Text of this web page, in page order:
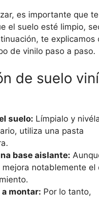
es importante que te
el suelo esté limpio,
te explicamos
de vinilo paso a paso.
de suelo
suelo: Límpialo y
utiliza una pasta
base aislante:
mejora notablemente el
a montar: Por lo tanto,